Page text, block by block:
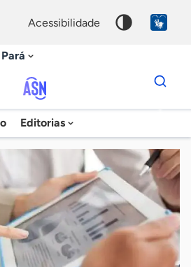
acessibilidade
Pará
Agência
Sebrae
Notícias
Editorias
Dados
para
chave